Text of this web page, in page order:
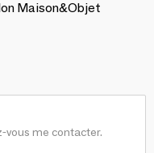
Maison&Objet